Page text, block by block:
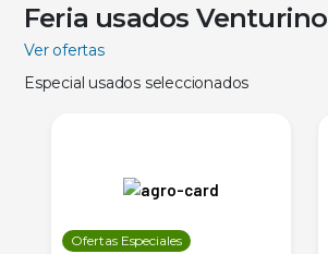
Feria usados Venturino
Ver ofertas
Especial usados seleccionados
Ofertas Especiales